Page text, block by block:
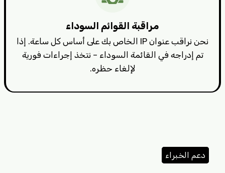
مراقبة القوائم السوداء
نحن نراقب عنوان IP الخاص بك على أساس كل ساعة. إذا
تم إدراجه في القائمة السوداء – نتخذ إجراءات فورية
لإلغاء حظره.
دعم الخبراء